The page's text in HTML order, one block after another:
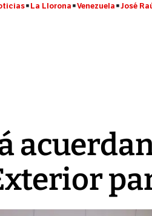
La Llorona Venezuela José